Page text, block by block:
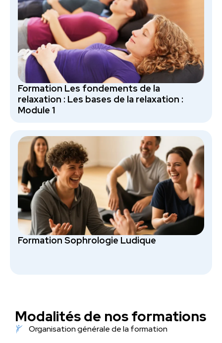
Formation Les fondements de la
relaxation : Les bases de la relaxation :
Module 1
Formation Sophrologie Ludique
Modalités de nos formations
Organisation générale de la formation